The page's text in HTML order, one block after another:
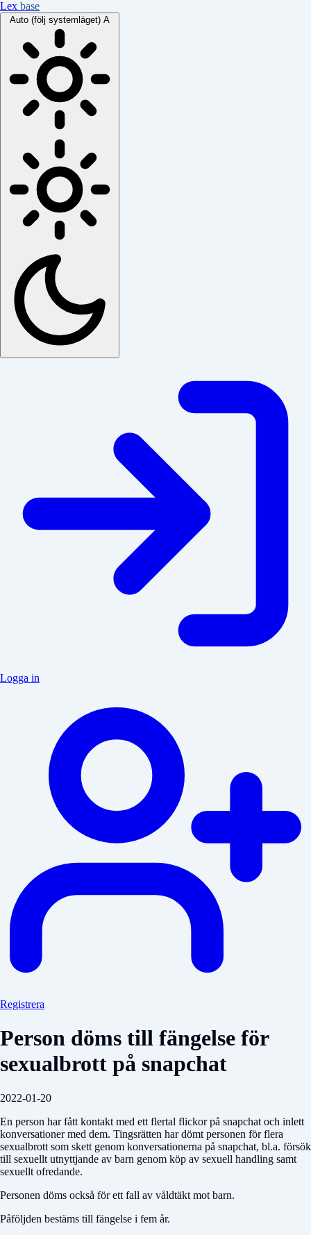
Lex base
Auto (följ systemläget) A
Logga in
Registrera
Person döms till fängelse för
sexualbrott på snapchat
2022-01-20
En person har fått kontakt med ett flertal flickor på snapchat och inlett
konversationer med dem. Tingsrätten har dömt personen för flera
sexualbrott som skett genom konversationerna på snapchat, bl.a. försök
till sexuellt utnyttjande av barn genom köp av sexuell handling samt
sexuellt ofredande.
Personen döms också för ett fall av våldtäkt mot barn.
Påföljden bestäms till fängelse i fem år.